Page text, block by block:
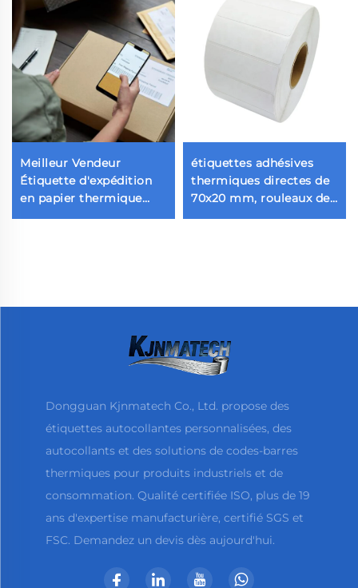
Meilleur Vendeur
Étiquette d'expédition
en papier thermique
4x6, étiquette
étiquettes adhésives
thermiques directes de
70x20 mm, rouleaux de
papier autocollant
imprimante thermique
Dongguan Kjnmatech Co., Ltd. propose des
étiquettes autocollantes personnalisées, des
autocollants et des solutions de codes-barres
thermiques pour produits industriels et de
consommation. Qualité certifiée ISO, plus de 19
ans d'expertise manufacturière, certifié SGS et
FSC. Demandez un devis dès aujourd'hui.